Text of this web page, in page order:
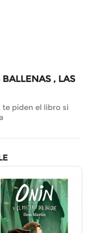
, LAS
piden el libro si